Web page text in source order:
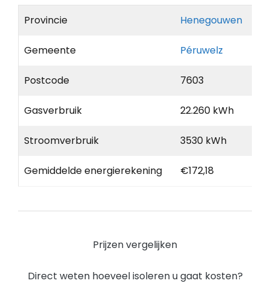
Provincie Henegouwen
Gemeente Péruwelz
Postcode 7603
Gasverbruik 22.260 kWh
Stroomverbruik 3530 kWh
Gemiddelde energierekening €172,18
Prijzen vergelijken
Direct weten hoeveel isoleren u gaat kosten?